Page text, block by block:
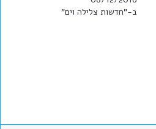
ב-"חדשות צלילה וים"